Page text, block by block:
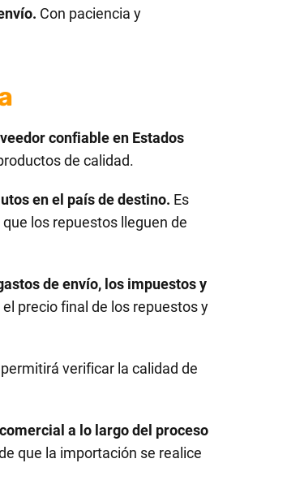
Con paciencia y
confiable en Estados
de calidad.
en el país de destino. Es
los repuestos lleguen de
de envío, los impuestos y
precio final de los repuestos y
verificar la calidad de
a lo largo del proceso
que la importación se realice